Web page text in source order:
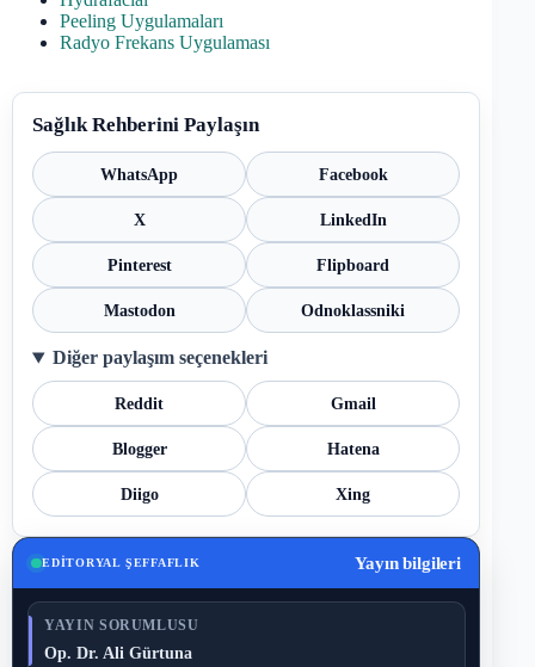
Peeling Uygulamaları
Radyo Frekans Uygulaması
Sağlık Rehberini Paylaşın
WhatsApp Facebook
X LinkedIn
Pinterest Flipboard
Mastodon Odnoklassniki
Diğer paylaşım seçenekleri
Reddit Gmail
Blogger Hatena
Diigo Xing
EDITORYAL ŞEFFAFLIK Yayın bilgileri
YAYIN SORUMLUSU
Op. Dr. Ali Gürtuna